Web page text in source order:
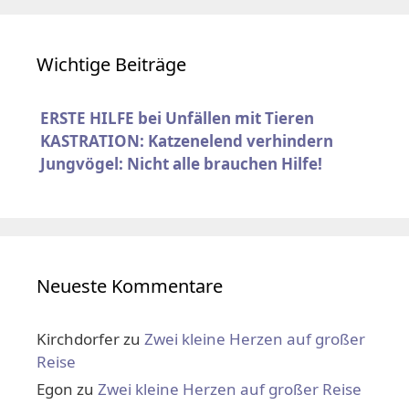
Wichtige Beiträge
ERSTE HILFE bei Unfällen mit Tieren
KASTRATION: Katzenelend verhindern
Jungvögel: Nicht alle brauchen Hilfe!
Neueste Kommentare
Kirchdorferzu Zwei kleine Herzen auf großer
Reise
Egon zu Zwei kleine Herzen auf großer Reise